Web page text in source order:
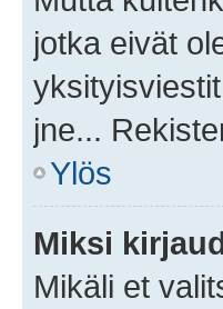
jotka eivät
jne...
Ylös
Miksi
Mikäli et